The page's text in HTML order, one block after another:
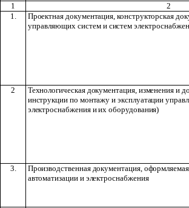
1
2
1.
Проектная документация, конструкторская
управляющих систем и систем
2
Технологическая документация, изменения и
инструкции по монтажу и эксплуатации
электроснабжения и их оборудования)
3.
Производственная документация,
автоматизации и электроснабжения